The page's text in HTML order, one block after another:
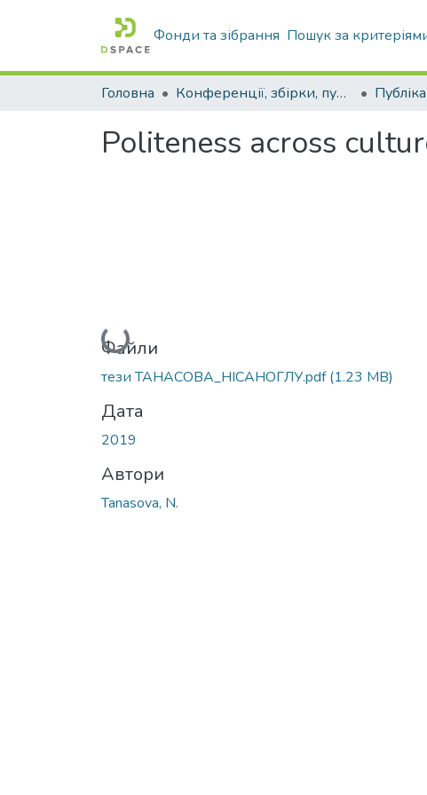
Фонди та зібрання Пошук за
Головна Конференції, збірки, публікації молодих вчених і здобувачів : магістрів, бакалаврів, аспірантів.
Politeness across
Вантажиться...
Файли
тези ТАНАСОВА_НІСАНОГЛУ.pdf(1.23 MB)
Дата
2019
Автори
Таnasova, N.